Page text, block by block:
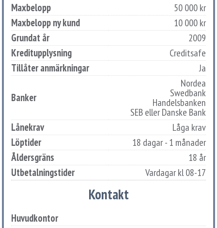
Maxbelopp
50 000 kr
Maxbelopp ny kund
10 000 kr
Grundat år
2009
Kreditupplysning
Creditsafe
Tillåter anmärkningar
Ja
Banker
Nordea
Swedbank
Handelsbanken
SEB eller Danske Bank
Lånekrav
Låga krav
Löptider
18 dagar - 1 månader
Åldersgräns
18 år
Utbetalningstider
Vardagar kl 08-17
Kontakt
Huvudkontor